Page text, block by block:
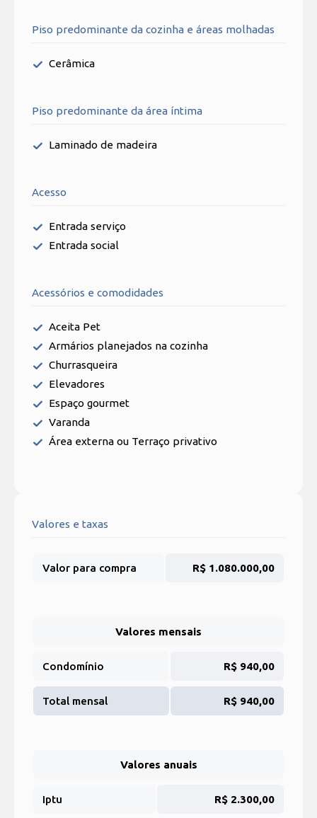
Piso predominante da cozinha e áreas molhadas
Cerâmica
Piso predominante da área íntima
Laminado de madeira
Acesso
Entrada serviço
Entrada social
Acessórios e comodidades
Aceita Pet
Armários planejados na cozinha
Churrasqueira
Elevadores
Espaço gourmet
Varanda
Área externa ou Terraço privativo
Valores e taxas
Valor para compra R$ 1.080.000,00
Valores mensais
Condomínio R$ 940,00
Total mensal R$ 940,00
Valores anuais
Iptu R$ 2.300,00